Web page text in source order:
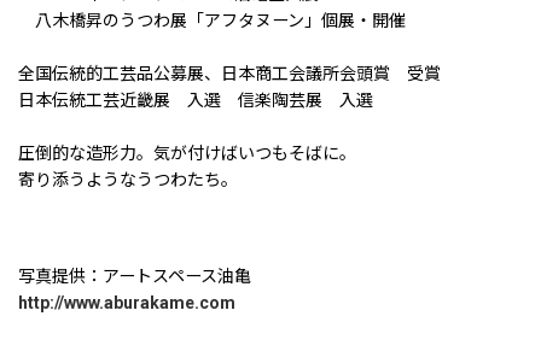
八木橋昇のうつわ展「アフタヌーン」個展・開催
全国伝統的工芸品公募展、日本商工会議所会頭賞 受賞
日本伝統工芸近畿展 入選 信楽陶芸展 入選
圧倒的な造形力。気が付けばいつもそばに。
寄り添うようなうつわたち。
写真提供：アートスペース油亀
http://www.aburakame.com